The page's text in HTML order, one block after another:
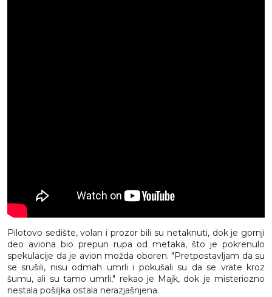
Pilotovo sedište, volan i prozor bili su netaknuti, dok je gornji
deo aviona bio prepun rupa od metaka, što je pokrenulo
spekulacije da je avion možda oboren. "Pretpostavljam da su
se srušili, nisu odmah umrli i pokušali su da se vrate kroz
šumu, ali su tamo umrli," rekao je Majk, dok je misteriozno
nestala pošiljka ostala nerazjašnjena.